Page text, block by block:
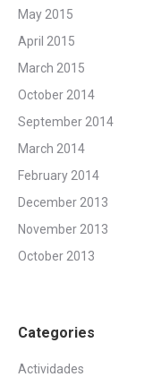
May 2015
April 2015
March 2015
October 2014
September 2014
March 2014
February 2014
December 2013
November 2013
October 2013
Categories
Actividades